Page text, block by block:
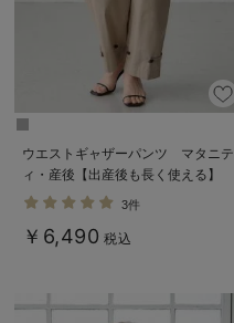
ウエストギャザーパンツ マタニテ
ィ・産後【出産後も長く使える】
3件
￥6,490 税込